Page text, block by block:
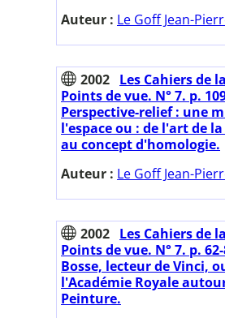
Auteur : Le Goff Jean-
2002 Les Cahiers de
Points de vue. N° 7. p.
Perspective-relief : une
l'espace ou : de l'art de
au concept d'homologie.
Auteur : Le Goff Jean-
2002 Les Cahiers de
Points de vue. N° 7. p.
Bosse, lecteur de Vinci,
l'Académie Royale
Peinture.